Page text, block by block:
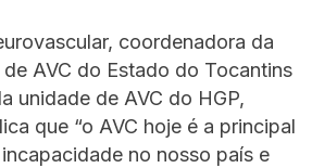
coordenadora da
AVC do Estado do Tocantins
unidade de AVC do HGP,
que “o AVC hoje é a principal
no nosso país e